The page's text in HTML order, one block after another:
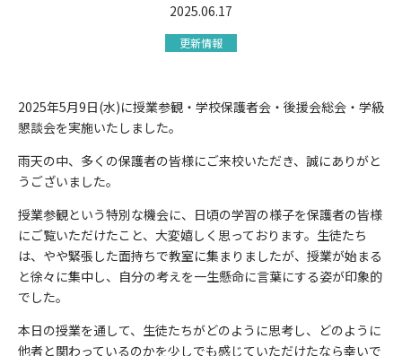
2025.06.17
更新情報
2025年5月9日(水)に授業参観・学校保護者会・後援会総会・学級
懇談会を実施いたしました。
雨天の中、多くの保護者の皆様にご来校いただき、誠にありがと
うございました。
授業参観という特別な機会に、日頃の学習の様子を保護者の皆様
にご覧いただけたこと、大変嬉しく思っております。生徒たち
は、やや緊張した面持ちで教室に集まりましたが、授業が始まる
と徐々に集中し、自分の考えを一生懸命に言葉にする姿が印象的
でした。
本日の授業を通して、生徒たちがどのように思考し、どのように
他者と関わっているのかを少しでも感じていただけたなら幸いで